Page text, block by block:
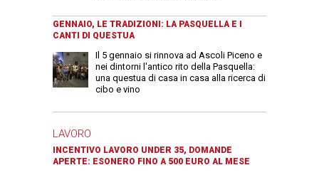
GENNAIO, LE TRADIZIONI: LA PASQUELLA E I
CANTI DI QUESTUA
Il 5 gennaio si rinnova ad Ascoli Piceno e
nei dintorni l'antico rito della Pasquella:
una questua di casa in casa alla ricerca di
cibo e vino
LAVORO
INCENTIVO LAVORO UNDER 35, DOMANDE
APERTE: ESONERO FINO A 500 EURO AL MESE